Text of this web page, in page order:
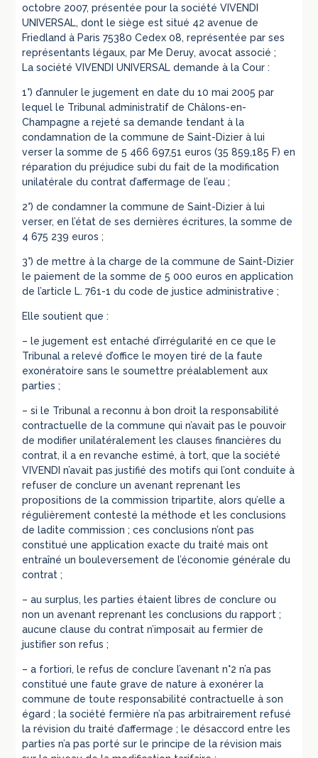
octobre 2007, présentée pour la société VIVENDI
UNIVERSAL, dont le siège est situé 42 avenue de
Friedland à Paris 75380 Cedex 08, représentée par ses
représentants légaux, par Me Deruy, avocat associé ;
La société VIVENDI UNIVERSAL demande à la Cour :
1°) d’annuler le jugement en date du 10 mai 2005 par
lequel le Tribunal administratif de Châlons-en-
Champagne a rejeté sa demande tendant à la
condamnation de la commune de Saint-Dizier à lui
verser la somme de 5 466 697,51 euros (35 859,185 F) en
réparation du préjudice subi du fait de la modification
unilatérale du contrat d’affermage de l’eau ;
2°) de condamner la commune de Saint-Dizier à lui
verser, en l’état de ses dernières écritures, la somme de
4 675 239 euros ;
3°) de mettre à la charge de la commune de Saint-Dizier
le paiement de la somme de 5 000 euros en application
de l’article L. 761-1 du code de justice administrative ;
Elle soutient que :
– le jugement est entaché d’irrégularité en ce que le
Tribunal a relevé d’office le moyen tiré de la faute
exonératoire sans le soumettre préalablement aux
parties ;
– si le Tribunal a reconnu à bon droit la responsabilité
contractuelle de la commune qui n’avait pas le pouvoir
de modifier unilatéralement les clauses financières du
contrat, il a en revanche estimé, à tort, que la société
VIVENDI n’avait pas justifié des motifs qui l’ont conduite à
refuser de conclure un avenant reprenant les
propositions de la commission tripartite, alors qu’elle a
régulièrement contesté la méthode et les conclusions
de ladite commission ; ces conclusions n’ont pas
constitué une application exacte du traité mais ont
entraîné un bouleversement de l’économie générale du
contrat ;
– au surplus, les parties étaient libres de conclure ou
non un avenant reprenant les conclusions du rapport ;
aucune clause du contrat n’imposait au fermier de
justifier son refus ;
– a fortiori, le refus de conclure l’avenant n°2 n’a pas
constitué une faute grave de nature à exonérer la
commune de toute responsabilité contractuelle à son
égard ; la société fermière n’a pas arbitrairement refusé
la révision du traité d’affermage ; le désaccord entre les
parties n’a pas porté sur le principe de la révision mais